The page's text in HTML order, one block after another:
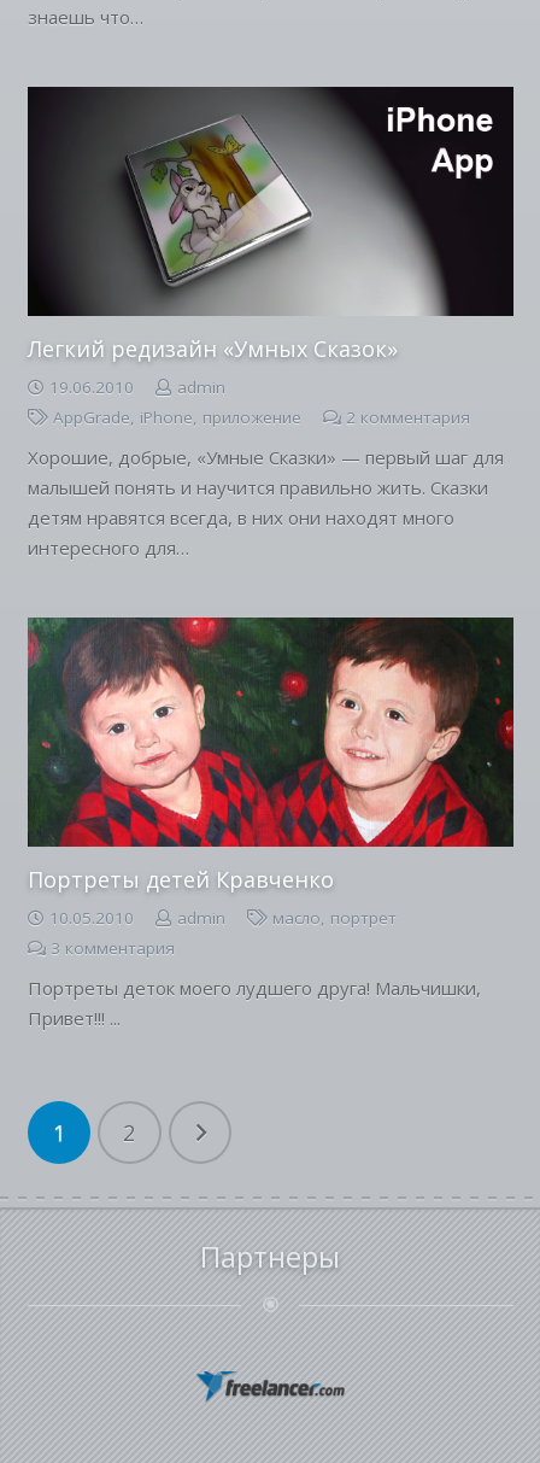
знаешь что…
Легкий редизайн «Умных Сказок»
19.06.2010
admin
AppGrade, iPhone, приложение 2 комментария
Хорошие, добрые, «Умные Сказки» — первый шаг для
малышей понять и научится правильно жить. Сказки
детям нравятся всегда, в них они находят много
интересного для…
Портреты детей Кравченко
10.05.2010 admin масло, портрет
3 комментария
Портреты деток моего лудшего друга! Мальчишки,
Привет!!! ...
Пагинация
записей
1 2
Партнеры
radio_button_checked